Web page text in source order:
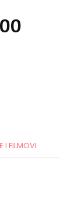
I FILMOVI